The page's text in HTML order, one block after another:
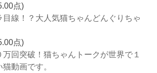
点)
線！？大人気猫ちゃんどんぐりちゃ
点)
回突破！猫ちゃんトークが世界で１
動画です。